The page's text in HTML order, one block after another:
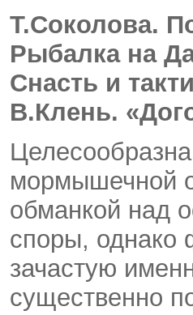
Т.Соколова.
Рыбалка на
Снасть и
В.Клень.
мормышечной
обманкой над
споры, однако
зачастую
существенно